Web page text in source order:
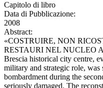
Capitolo di libro
Data di Pubblicazione:
2008
Abstract:
«COSTRUIRE, NON
RESTAURI NEL NUCLEO
Brescia historical city centre,
military and strategic role, was
bombardment during the
seriously damaged. The